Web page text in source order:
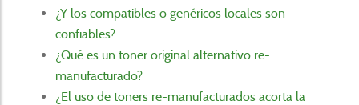
¿Y los compatibles o genéricos locales son
confiables?
¿Qué es un toner original alternativo re-
manufacturado?
¿El uso de toners re-manufacturados acorta la